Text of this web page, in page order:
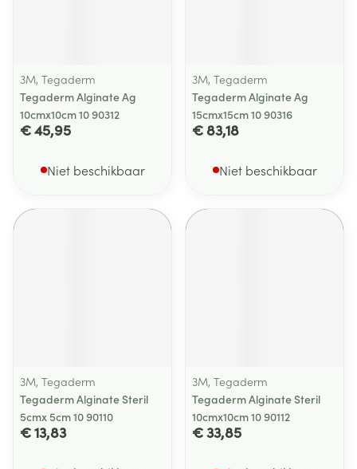
3M, Tegaderm
Tegaderm Alginate Ag
10cmx10cm 10 90312
€ 45,95
Niet beschikbaar
3M, Tegaderm
Tegaderm Alginate Ag
15cmx15cm 10 90316
€ 83,18
Niet beschikbaar
3M, Tegaderm
Tegaderm Alginate Steril
5cmx 5cm 10 90110
€ 13,83
3M, Tegaderm
Tegaderm Alginate Steril
10cmx10cm 10 90112
€ 33,85